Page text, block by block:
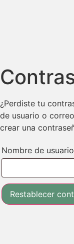
¿Perdiste tu
de usuario o
crear una
Nombre de
Restablecer